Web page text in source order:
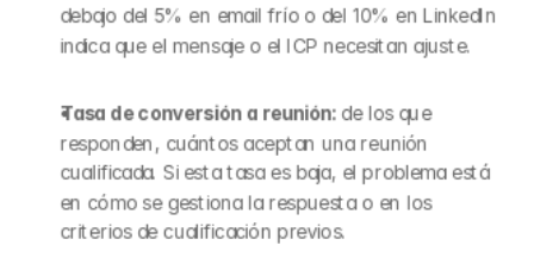
debajo del 5% en email frío o del 10% en LinkedIn
indica que el mensaje o el ICP necesitan ajuste.
Tasa de conversión a reunión: de los que
responden, cuántos aceptan una reunión
cualificada. Si esta tasa es baja, el problema está
en cómo se gestiona la respuesta o en los
criterios de cualificación previos.